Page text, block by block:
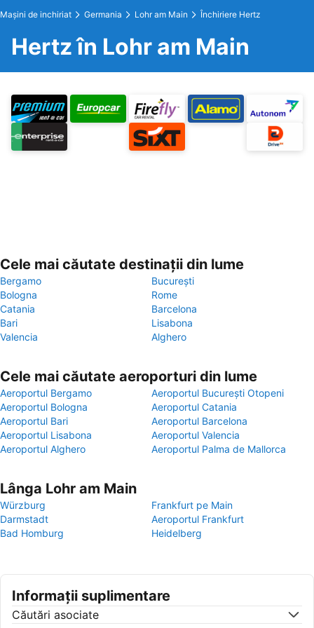
Maşini de inchiriat Germania Lohr am Main Închiriere Hertz
Hertz în Lohr am Main
Cele mai căutate destinații din lume
Bergamo
București
Bologna
Rome
Catania
Barcelona
Bari
Lisabona
Valencia
Alghero
Cele mai căutate aeroporturi din lume
Aeroportul Bergamo
Aeroportul București Otopeni
Aeroportul Bologna
Aeroportul Catania
Aeroportul Bari
Aeroportul Barcelona
Aeroportul Lisabona
Aeroportul Valencia
Aeroportul Alghero
Aeroportul Palma de Mallorca
Lânga Lohr am Main
Würzburg
Frankfurt pe Main
Darmstadt
Aeroportul Frankfurt
Bad Homburg
Heidelberg
Informații suplimentare
Căutări asociate